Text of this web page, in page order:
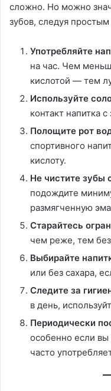
сложно. Но можно
зубов, следуя
Употребляйте
на час. Чем
кислотой — тем
Используйте
контакт напитка с
Полощите рот
спортивного
кислоту.
Не чистите зубы
подождите
размягченную
Старайтесь
чем реже, тем
Выбирайте
или без сахара,
Следите за
в день,
Периодически
особенно если вы
часто